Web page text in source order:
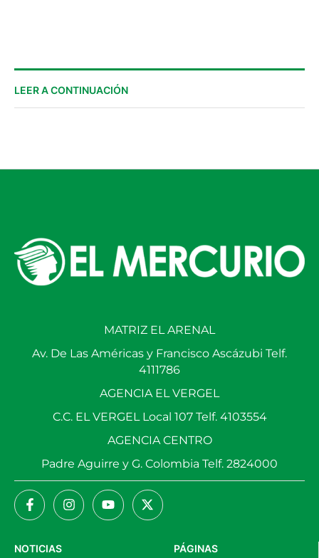
LEER A CONTINUACIÓN
PÁGINAS
NOTICIAS
MATRIZ EL ARENAL
Av. De Las Américas y Francisco Ascázubi Telf.
4111786
AGENCIA EL VERGEL
C.C. EL VERGEL Local 107 Telf. 4103554
AGENCIA CENTRO
Padre Aguirre y G. Colombia Telf. 2824000